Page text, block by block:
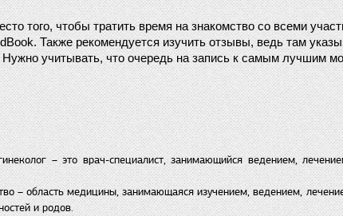
того, чтобы тратить время на знакомство со всеми
Также рекомендуется изучить отзывы, ведь там
Нужно учитывать, что очередь на запись к самым лучшим
– это врач-специалист, занимающийся ведением,
– область медицины, занимающаяся изучением, ведением,
и родов.